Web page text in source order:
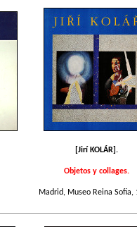
[Jirí KOLÁR].
Objetos y collages.
Madrid, Museo Reina Sofia,